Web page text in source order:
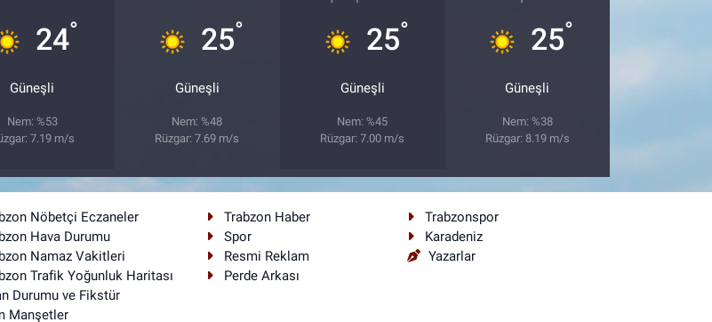
24°
Güneşli
Nem: %53
7.19 m/s
25°
Güneşli
Nem: %48
Rüzgar: 7.69 m/s
25°
Güneşli
Nem: %45
Rüzgar: 7.00 m/s
25°
Güneşli
Nem: %38
Rüzgar: 8.19 m/s
Nöbetçi Eczaneler
Hava Durumu
Namaz Vakitleri
Trafik Yoğunluk Haritası
Durumu ve Fikstür
Manşetler
Trabzon Haber
Trabzonspor
Spor
Karadeniz
Resmi Reklam
Yazarlar
Perde Arkası